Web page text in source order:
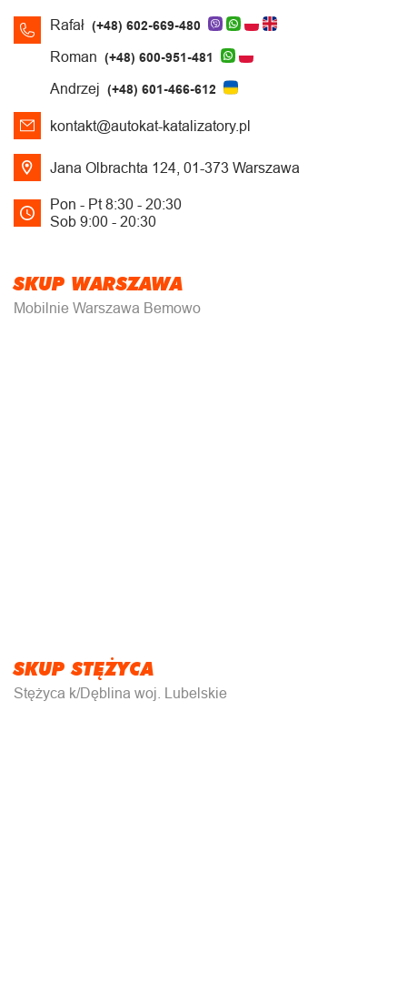
Rafał (+48) 602-669-480
Roman (+48) 600-951-481
Andrzej (+48) 601-466-612
kontakt@autokat-katalizatory.pl
Jana Olbrachta 124, 01-373 Warszawa
Pon - Pt 8:30 - 20:30
Sob 9:00 - 20:30
SKUP WARSZAWA
Mobilnie Warszawa Bemowo
SKUP STĘŻYCA
Stężyca k/Dęblina woj. Lubelskie